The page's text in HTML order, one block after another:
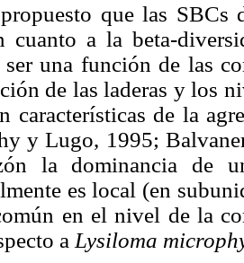
que las
cuanto a la beta-
ser una función de las
de las laderas y los
características de la
y Lugo, 1995;
la dominancia de
es local (en
en el nivel de la
a Lysiloma